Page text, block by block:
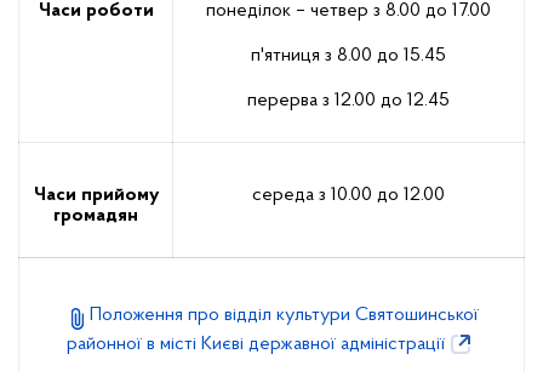
Часи роботи понеділок – четвер з 8.00 до 17.00
п'ятниця з 8.00 до 15.45
перерва з 12.00 до 12.45
Часи прийому
громадян
середа з 10.00 до 12.00
Положення про відділ культури Святошинської
районної в місті Києві державної адміністрації